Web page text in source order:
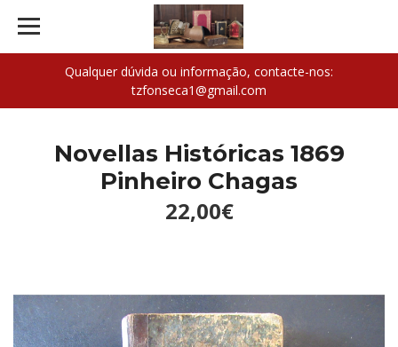
Qualquer dúvida ou informação, contacte-nos:
tzfonseca1@gmail.com
Novellas Históricas 1869
Pinheiro Chagas
22,00€